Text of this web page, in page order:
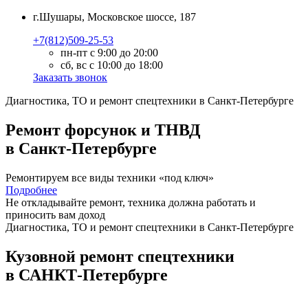
г.Шушары, Московское шоссе, 187
+7(812)509-25-53
пн-пт с 9:00 до 20:00
сб, вс с 10:00 до 18:00
Заказать звонок
Диагностика, ТО и ремонт спецтехники в Санкт-Петербурге
Ремонт форсунок и ТНВД
в Санкт-Петербурге
Ремонтируем все виды техники «под ключ»
Подробнее
Не откладывайте ремонт, техника должна работать и
приносить вам доход
Диагностика, ТО и ремонт спецтехники в Санкт-Петербурге
Кузовной ремонт спецтехники
в САНКТ-Петербурге